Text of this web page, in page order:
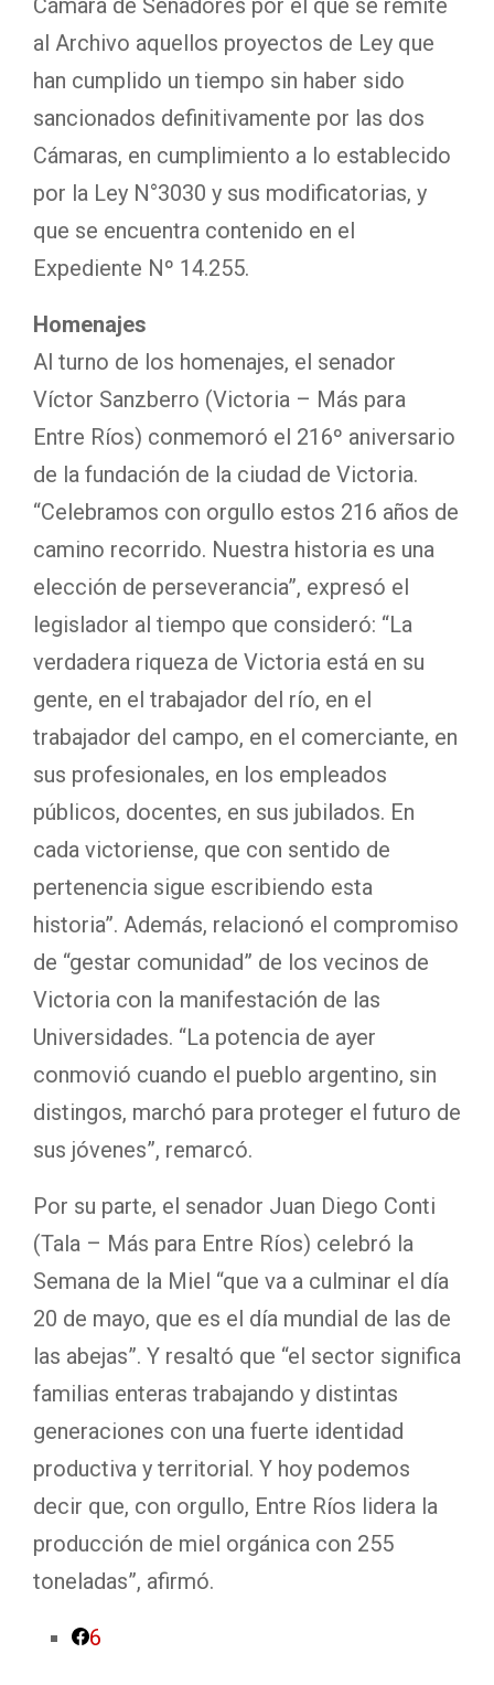
Cámara de Senadores por el que se remite
al Archivo aquellos proyectos de Ley que
han cumplido un tiempo sin haber sido
sancionados definitivamente por las dos
Cámaras, en cumplimiento a lo establecido
por la Ley N°3030 y sus modificatorias, y
que se encuentra contenido en el
Expediente Nº 14.255.
Homenajes
Al turno de los homenajes, el senador
Víctor Sanzberro (Victoria – Más para
Entre Ríos) conmemoró el 216º aniversario
de la fundación de la ciudad de Victoria.
“Celebramos con orgullo estos 216 años de
camino recorrido. Nuestra historia es una
elección de perseverancia”, expresó el
legislador al tiempo que consideró: “La
verdadera riqueza de Victoria está en su
gente, en el trabajador del río, en el
trabajador del campo, en el comerciante, en
sus profesionales, en los empleados
públicos, docentes, en sus jubilados. En
cada victoriense, que con sentido de
pertenencia sigue escribiendo esta
historia”. Además, relacionó el compromiso
de “gestar comunidad” de los vecinos de
Victoria con la manifestación de las
Universidades. “La potencia de ayer
conmovió cuando el pueblo argentino, sin
distingos, marchó para proteger el futuro de
sus jóvenes”, remarcó.
Por su parte, el senador Juan Diego Conti
(Tala – Más para Entre Ríos) celebró la
Semana de la Miel “que va a culminar el día
20 de mayo, que es el día mundial de las de
las abejas”. Y resaltó que “el sector significa
familias enteras trabajando y distintas
generaciones con una fuerte identidad
productiva y territorial. Y hoy podemos
decir que, con orgullo, Entre Ríos lidera la
producción de miel orgánica con 255
toneladas”, afirmó.
6